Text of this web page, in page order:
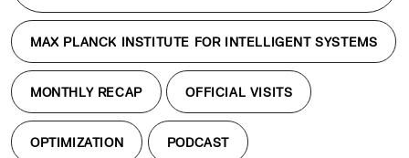
MAX PLANCK INSTITUTE FOR INTELLIGENT SYSTEMS
MONTHLY RECAP OFFICIAL VISITS
OPTIMIZATION PODCAST